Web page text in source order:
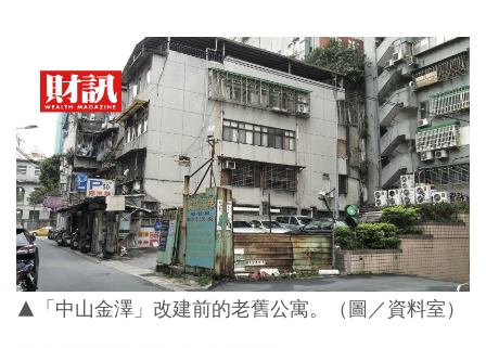
▲「中山金澤」改建前的老舊公寓。（圖／資料室）